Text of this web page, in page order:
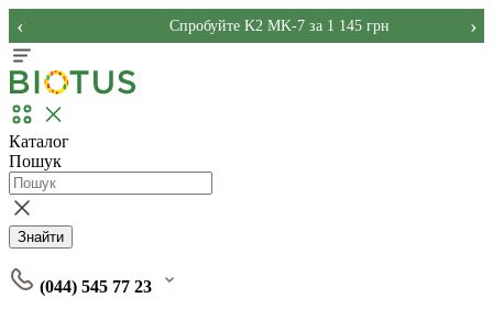
Спробуйте K2 MK-7 за 1 145 грн
‹ ›
Каталог
Пошук
Знайти
(044) 545 77 23